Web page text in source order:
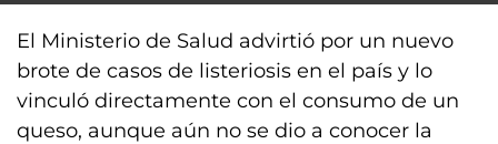
El Ministerio de Salud advirtió por un nuevo
brote de casos de listeriosis en el país y lo
vinculó directamente con el consumo de un
queso, aunque aún no se dio a conocer la